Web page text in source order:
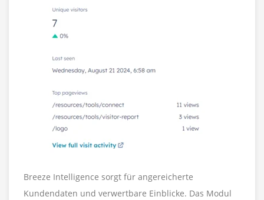
Breeze Intelligence sorgt für angereicherte
Kundendaten und verwertbare Einblicke. Das Modul